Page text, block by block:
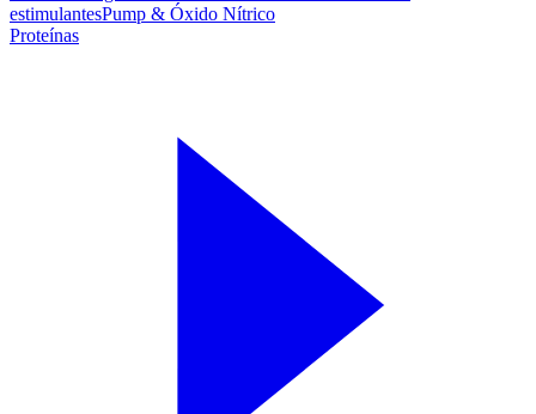
estimulantesPump & Óxido Nítrico
Proteínas